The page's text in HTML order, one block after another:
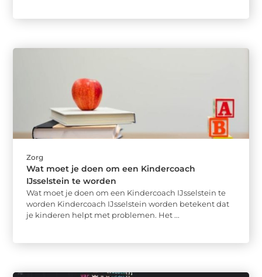
Zorg
Wat moet je doen om een Kindercoach
IJsselstein te worden
Wat moet je doen om een Kindercoach IJsselstein te
worden Kindercoach IJsselstein worden betekent dat
je kinderen helpt met problemen. Het ...